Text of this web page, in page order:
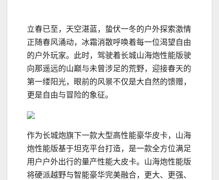
立春已至，天空湛蓝，蛰伏一冬的户外探索激情
正随春风涌动，冰霜消散呼唤着每一位渴望自由
的户外玩家。此时，驾驶着长城山海炮性能版驶
向那遥远的山巅与未曾涉足的荒野，迎接春天的
第一缕阳光，眼前的风景不仅是大自然的馈赠，
更是自由与冒险的象征。
作为长城炮旗下一款大型高性能豪华皮卡，山海
炮性能版基于坦克平台打造，是一款全方位满足
用户户外出行的量产性能大皮卡。山海炮性能版
将硬派越野与智能豪华完美融合，更大、更强、